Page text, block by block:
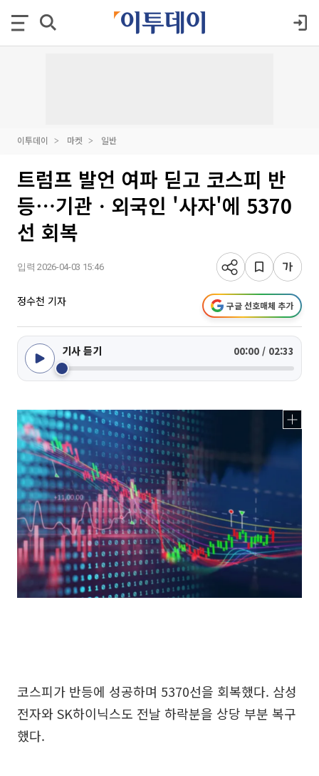
이투데이 마켓 일반
트럼프 발언 여파 딛고 코스피 반
등⋯기관ㆍ외국인 '사자'에 5370
선 회복
입력 2026-04-03 15:46
정수천 기자 구글 선호매체 추가
기사 듣기 00:00 / 02:33
코스피가 반등에 성공하며 5370선을 회복했다. 삼성
전자와 SK하이닉스도 전날 하락분을 상당 부분 복구
했다.